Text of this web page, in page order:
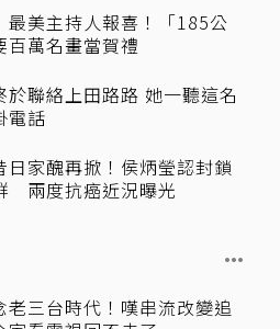
最美主持人報喜！「185公
百萬名畫當賀禮
於聯絡上田路路 她一聽這名
電話
日家醜再掀！侯炳瑩認封鎖
兩度抗癌近況曝光
老三台時代！嘆串流改變追